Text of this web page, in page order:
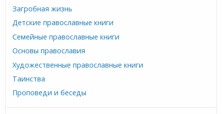
Загробная жизнь
Детские православные книги
Семейные православные книги
Основы православия
Художественные православные книги
Таинства
Проповеди и беседы